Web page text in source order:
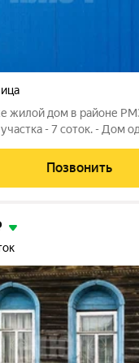
жилой дом в районе
- 7 соток. - Дом
и кухня, имеется
Позвонить